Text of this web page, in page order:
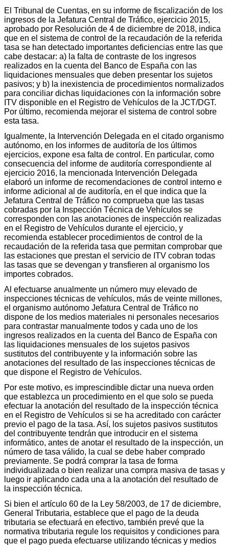
El Tribunal de Cuentas, en su informe de fiscalización de los
ingresos de la Jefatura Central de Tráfico, ejercicio 2015,
aprobado por Resolución de 4 de diciembre de 2018, indica
que en el sistema de control de la recaudación de la referida
tasa se han detectado importantes deficiencias entre las que
cabe destacar: a) la falta de contraste de los ingresos
realizados en la cuenta del Banco de España con las
liquidaciones mensuales que deben presentar los sujetos
pasivos; y b) la inexistencia de procedimientos normalizados
para conciliar dichas liquidaciones con la información sobre
ITV disponible en el Registro de Vehículos de la JCT/DGT.
Por último, recomienda mejorar el sistema de control sobre
esta tasa.
Igualmente, la Intervención Delegada en el citado organismo
autónomo, en los informes de auditoría de los últimos
ejercicios, expone esa falta de control. En particular, como
consecuencia del informe de auditoría correspondiente al
ejercicio 2016, la mencionada Intervención Delegada
elaboró un informe de recomendaciones de control interno e
informe adicional al de auditoría, en el que indica que la
Jefatura Central de Tráfico no comprueba que las tasas
cobradas por la Inspección Técnica de Vehículos se
corresponden con las anotaciones de inspección realizadas
en el Registro de Vehículos durante el ejercicio, y
recomienda establecer procedimientos de control de la
recaudación de la referida tasa que permitan comprobar que
las estaciones que prestan el servicio de ITV cobran todas
las tasas que se devengan y transfieren al organismo los
importes cobrados.
Al efectuarse anualmente un número muy elevado de
inspecciones técnicas de vehículos, más de veinte millones,
el organismo autónomo Jefatura Central de Tráfico no
dispone de los medios materiales ni personales necesarios
para contrastar manualmente todos y cada uno de los
ingresos realizados en la cuenta del Banco de España con
las liquidaciones mensuales de los sujetos pasivos
sustitutos del contribuyente y la información sobre las
anotaciones del resultado de las inspecciones técnicas de
que dispone el Registro de Vehículos.
Por este motivo, es imprescindible dictar una nueva orden
que establezca un procedimiento en el que solo se pueda
efectuar la anotación del resultado de la inspección técnica
en el Registro de Vehículos si se ha acreditado con carácter
previo el pago de la tasa. Así, los sujetos pasivos sustitutos
del contribuyente tendrán que introducir en el sistema
informático, antes de anotar el resultado de la inspección, un
número de tasa válido, la cual se debe haber comprado
previamente. Se podrá comprar la tasa de forma
individualizada o bien realizar una compra masiva de tasas y
luego ir aplicando cada una a la anotación del resultado de
la inspección técnica.
Si bien el artículo 60 de la Ley 58/2003, de 17 de diciembre,
General Tributaria, establece que el pago de la deuda
tributaria se efectuará en efectivo, también prevé que la
normativa tributaria regule los requisitos y condiciones para
que el pago pueda efectuarse utilizando técnicas y medios